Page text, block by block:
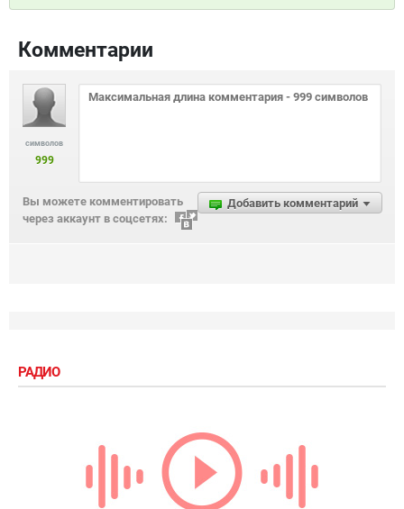
Комментарии
символов
999
Добавить комментарий
Вы можете комментировать
через аккаунт в соцсетях:
РАДИО